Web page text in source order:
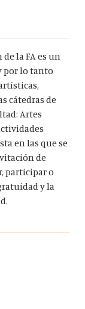
de la FA es un
por lo tanto
cátedras de
Artes
en las que se
de
participar o
y la